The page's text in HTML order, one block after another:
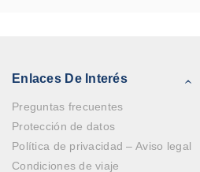
Enlaces De Interés
Preguntas frecuentes
Protección de datos
Política de privacidad – Aviso legal
Condiciones de viaje